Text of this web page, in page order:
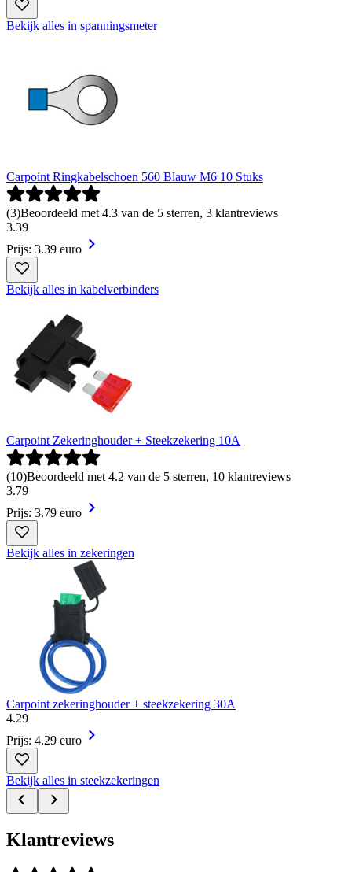
Bekijk alles in spanningsmeter
Carpoint Ringkabelschoen 560 Blauw M6 10 Stuks
(3)Beoordeeld met 4.3 van de 5 sterren, 3 klantreviews
3.39
Prijs: 3.39 euro
Bekijk alles in kabelverbinders
Carpoint Zekeringhouder + Steekzekering 10A
(10)Beoordeeld met 4.2 van de 5 sterren, 10 klantreviews
3.79
Prijs: 3.79 euro
Bekijk alles in zekeringen
Carpoint zekeringhouder + steekzekering 30A
4.29
Prijs: 4.29 euro
Bekijk alles in steekzekeringen
Klantreviews